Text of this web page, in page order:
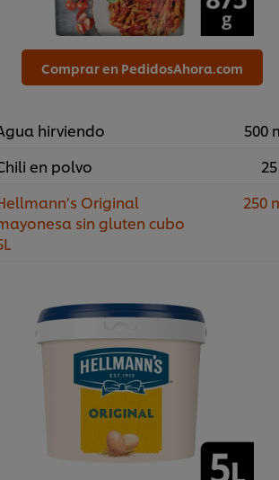
Comprar en PedidosAhora.com
hirviendo
500
en polvo
Original
sin gluten cubo
250